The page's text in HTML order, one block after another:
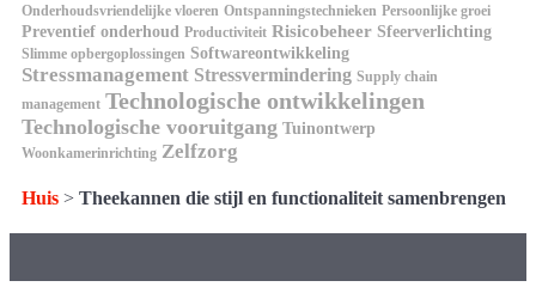
Onderhoudsvriendelijke vloeren Ontspanningstechnieken Persoonlijke groei
Preventief onderhoud Productiviteit Risicobeheer Sfeerverlichting
Slimme opbergoplossingen Softwareontwikkeling
Stressmanagement Stressvermindering Supply chain
management Technologische ontwikkelingen
Technologische vooruitgang Tuinontwerp
Woonkamerinrichting Zelfzorg
Huis > Theekannen die stijl en functionaliteit samenbrengen